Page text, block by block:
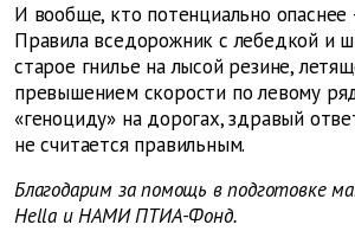
И вообще, кто потенциально
Правила вседорожник c лебедкой и
старое гнилье на лысой резине,
превышением скорости по левому
«геноциду» на дорогах, здравый
не считается правильным.
Благодарим за помощь в подготовке
Hella и НАМИ ПТИА-Фонд.